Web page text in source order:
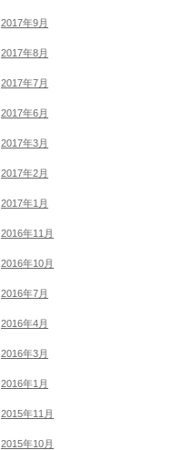
2017年9月
2017年8月
2017年7月
2017年6月
2017年3月
2017年2月
2017年1月
2016年11月
2016年10月
2016年7月
2016年4月
2016年3月
2016年1月
2015年11月
2015年10月